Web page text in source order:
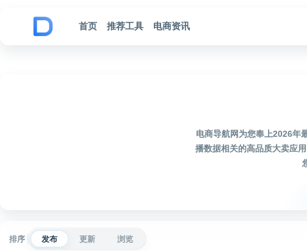
首页
推荐工具 电商资讯
电商导航网为您奉上2026年
播数据相关的高品质大卖应
排序 发布 更新 浏览